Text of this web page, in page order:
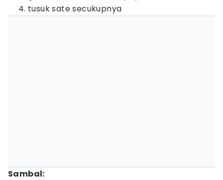
tusuk sate secukupnya
Sambal: